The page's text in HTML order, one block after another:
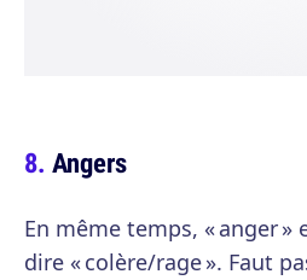
Angers
En même temps, « anger »
dire « colère/rage ». Faut